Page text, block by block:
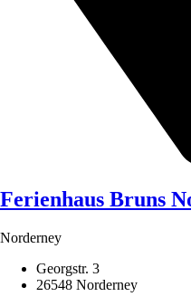
Ferienhaus Bruns
Norderney
Georgstr. 3
26548 Norderney